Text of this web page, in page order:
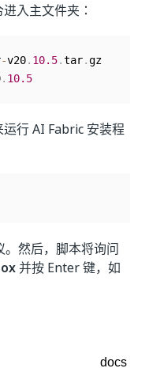
入主文件夹：
-v20. 10.5.tar.gz
. 10.5
行 AI Fabric 安装程
然后，脚本将询问
并按 Enter 键，如